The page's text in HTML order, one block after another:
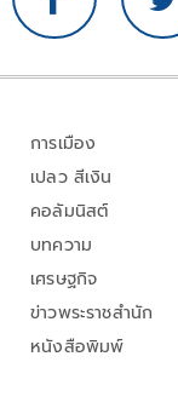
การเมือง
เปลว สีเงิน
คอลัมนิสต์
บทความ
เศรษฐกิจ
ข่าวพระราชสำนัก
หนังสือพิมพ์